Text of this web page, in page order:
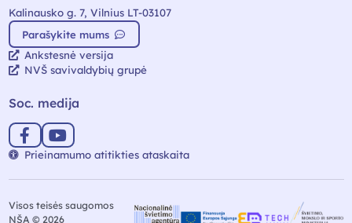
Kalinausko g. 7, Vilnius LT-03107
Parašykite mums
Ankstesnė versija
NVŠ savivaldybių grupė
Soc. medija
Prieinamumo atitikties ataskaita
Visos teisės saugomos
NŠA © 2026